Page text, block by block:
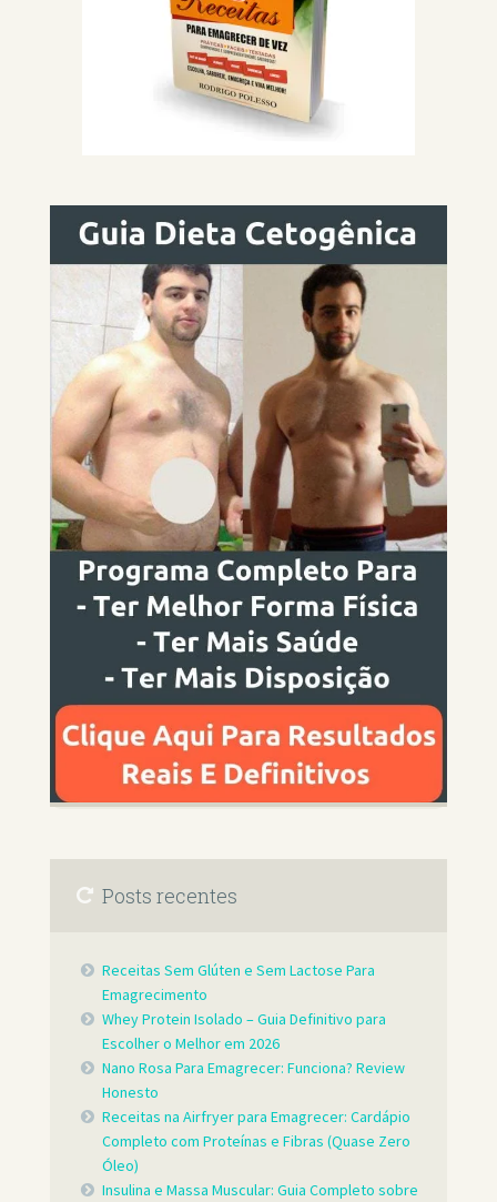
Posts recentes
Receitas Sem Glúten e Sem Lactose Para
Emagrecimento
Whey Protein Isolado – Guia Definitivo para
Escolher o Melhor em 2026
Nano Rosa Para Emagrecer: Funciona? Review
Honesto
Receitas na Airfryer para Emagrecer: Cardápio
Completo com Proteínas e Fibras (Quase Zero
Óleo)
Insulina e Massa Muscular: Guia Completo sobre